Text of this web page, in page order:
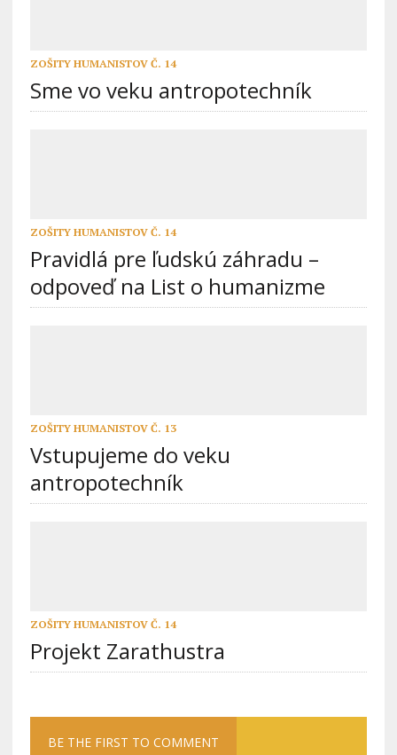
ZOŠITY HUMANISTOV Č. 14
Sme vo veku antropotechník
ZOŠITY HUMANISTOV Č. 14
Pravidlá pre ľudskú záhradu –
odpoveď na List o humanizme
ZOŠITY HUMANISTOV Č. 13
Vstupujeme do veku
antropotechník
ZOŠITY HUMANISTOV Č. 14
Projekt Zarathustra
BE THE FIRST TO COMMENT